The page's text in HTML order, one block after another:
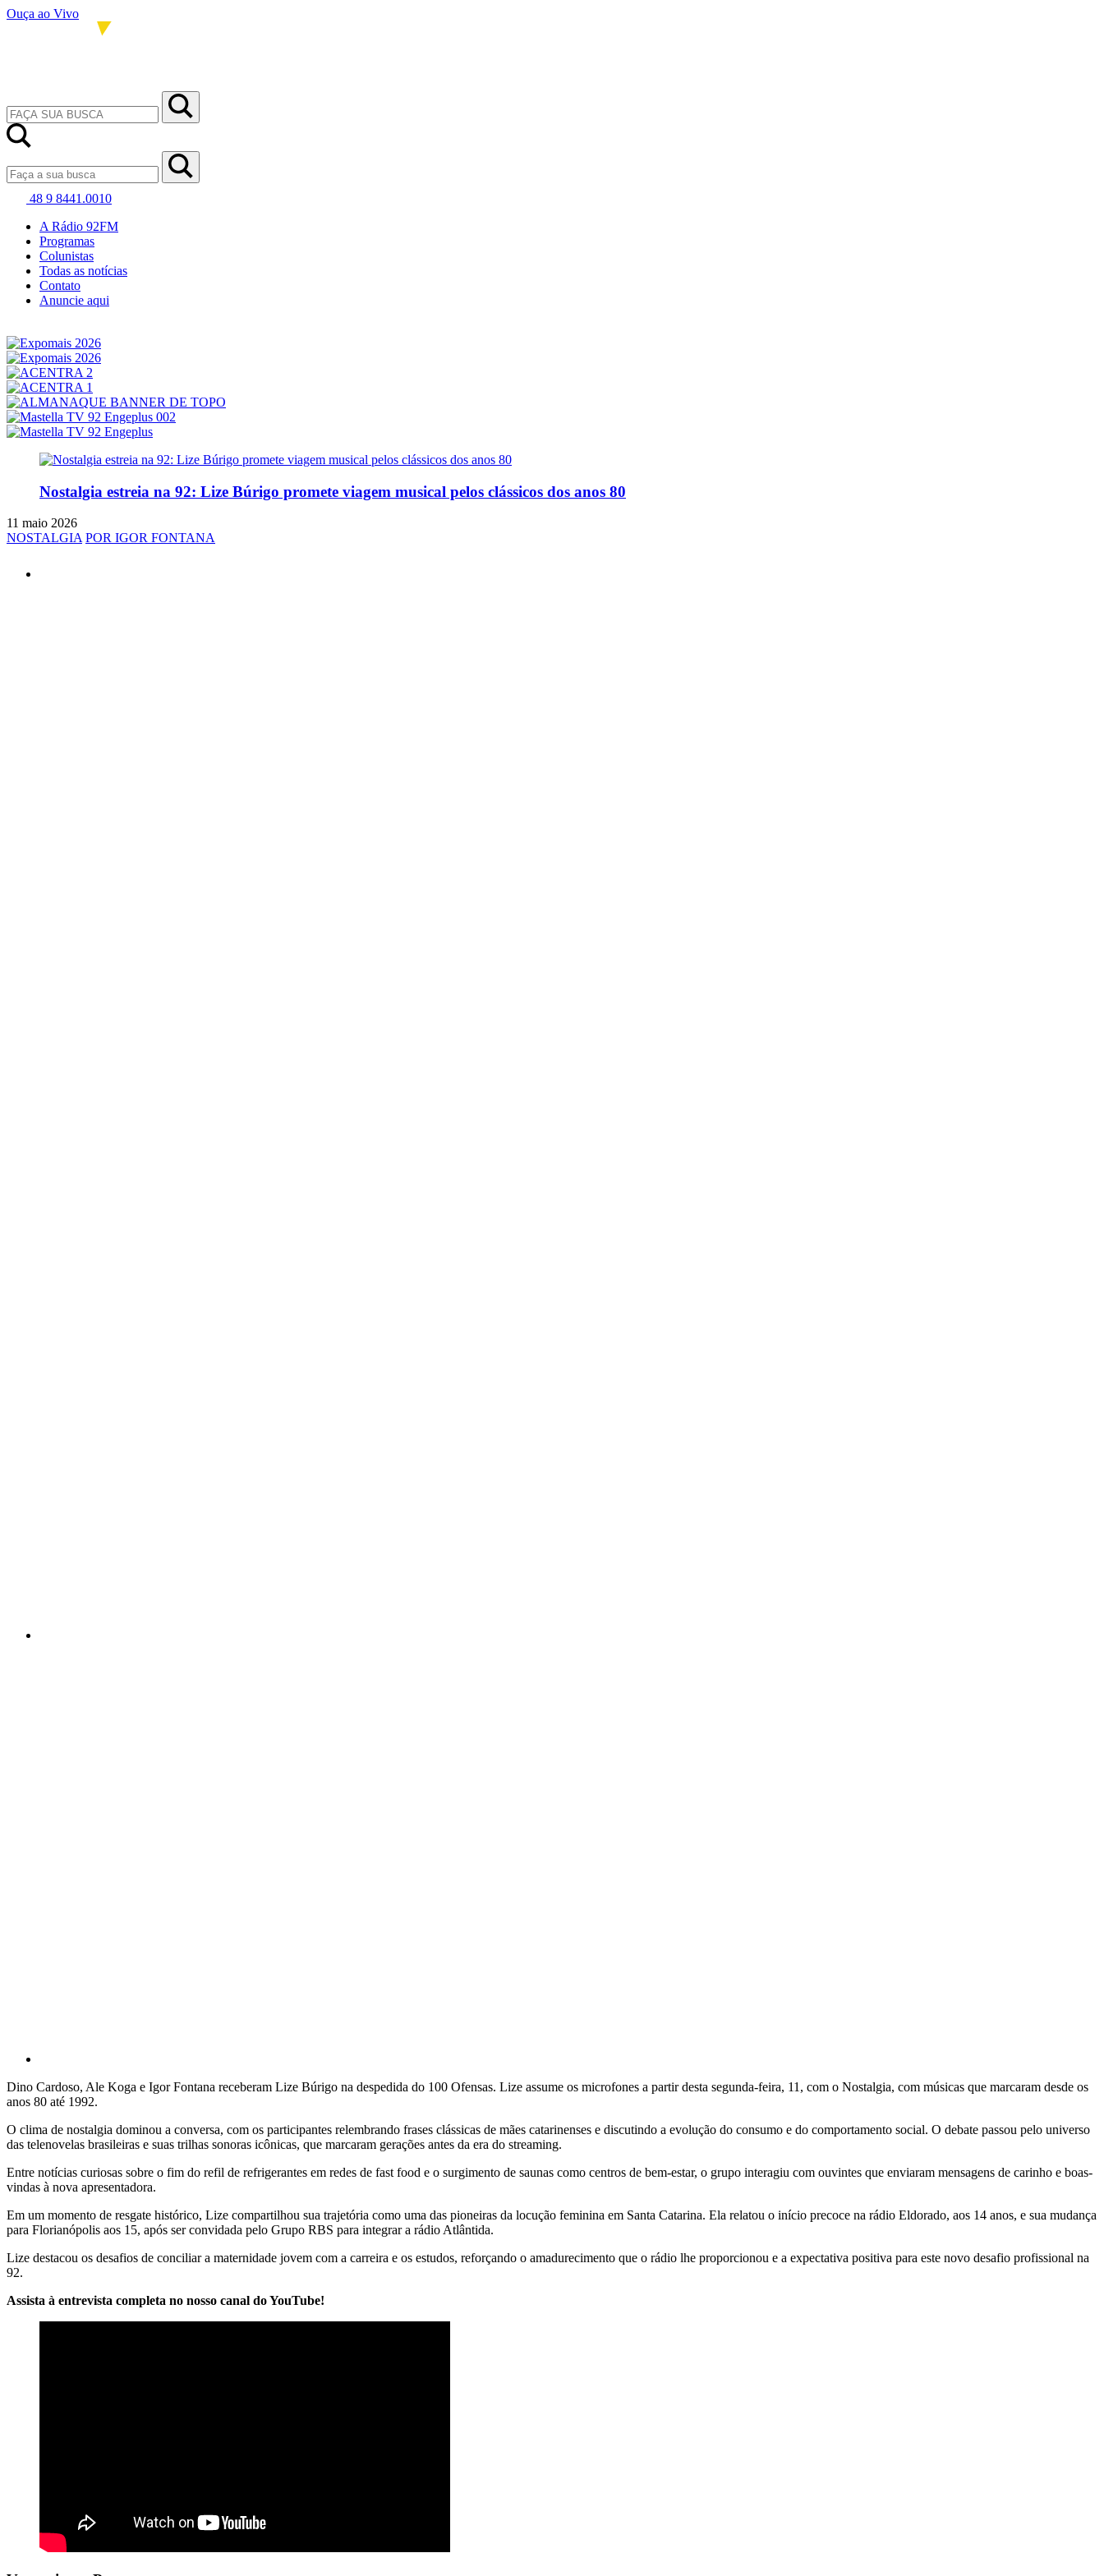
Ouça ao Vivo
48 9 8441.0010
A Rádio 92FM
Programas
Colunistas
Todas as notícias
Contato
Anuncie aqui
Nostalgia estreia na 92: Lize Búrigo promete viagem musical pelos clássicos dos anos 80
11 maio 2026
NOSTALGIA POR IGOR FONTANA
Dino Cardoso, Ale Koga e Igor Fontana receberam Lize Búrigo na despedida do 100 Ofensas. Lize assume os microfones a partir desta segunda-feira, 11, com o Nostalgia, com músicas que marcaram desde os
anos 80 até 1992.
O clima de nostalgia dominou a conversa, com os participantes relembrando frases clássicas de mães catarinenses e discutindo a evolução do consumo e do comportamento social. O debate passou pelo universo
das telenovelas brasileiras e suas trilhas sonoras icônicas, que marcaram gerações antes da era do streaming.
Entre notícias curiosas sobre o fim do refil de refrigerantes em redes de fast food e o surgimento de saunas como centros de bem-estar, o grupo interagiu com ouvintes que enviaram mensagens de carinho e boas-
vindas à nova apresentadora.
Em um momento de resgate histórico, Lize compartilhou sua trajetória como uma das pioneiras da locução feminina em Santa Catarina. Ela relatou o início precoce na rádio Eldorado, aos 14 anos, e sua mudança
para Florianópolis aos 15, após ser convidada pelo Grupo RBS para integrar a rádio Atlântida.
Lize destacou os desafios de conciliar a maternidade jovem com a carreira e os estudos, reforçando o amadurecimento que o rádio lhe proporcionou e a expectativa positiva para este novo desafio profissional na
92.
Assista à entrevista completa no nosso canal do YouTube!